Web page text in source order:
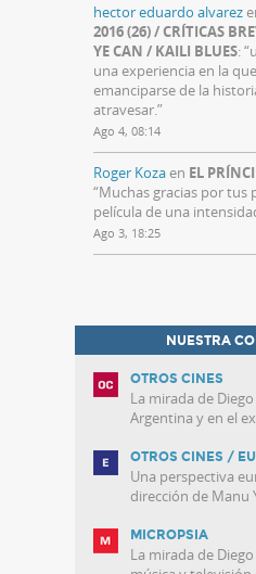
hector eduardo alvarez
2016 (26) / CRÍTICAS
YE CAN / KAILI BLUES: “
una experiencia en la
emanciparse de la
atravesar.”
Ago 4, 08:14
Roger Kozaen EL
“Muchas gracias por tus
película de una
Ago 3, 18:25
NUESTRA
OTROS CINES
La mirada de
Argentina y en el
OTROS CINES /
Una perspectiva
dirección de Manu
MICROPSIA
La mirada de